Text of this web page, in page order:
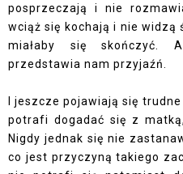
posprzeczają i nie
wciąż się kochają i nie
miałaby się skończyć.
przedstawia nam przyjaźń.
I jeszcze pojawiają się
potrafi dogadać się z
Nigdy jednak się nie
co jest przyczyną takiego